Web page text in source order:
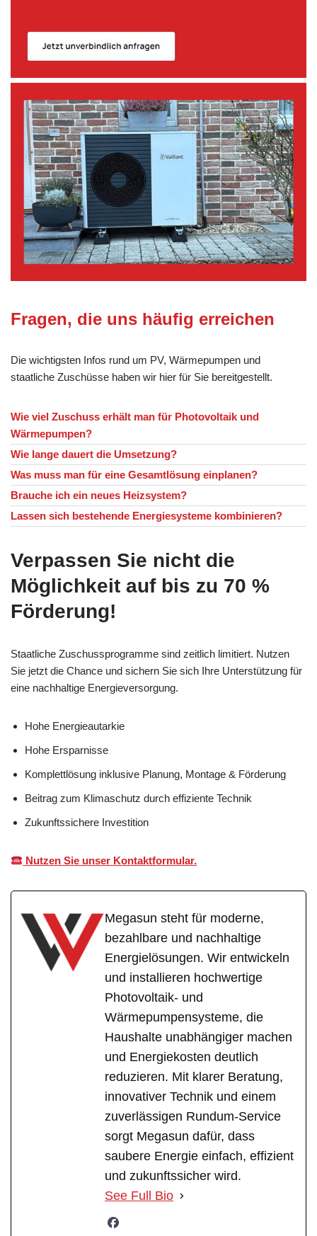
Fragen, die uns häufig erreichen
Die wichtigsten Infos rund um PV, Wärmepumpen und
staatliche Zuschüsse haben wir hier für Sie bereitgestellt.
Wie viel Zuschuss erhält man für Photovoltaik und
Wärmepumpen?
Wie lange dauert die Umsetzung?
Was muss man für eine Gesamtlösung einplanen?
Brauche ich ein neues Heizsystem?
Lassen sich bestehende Energiesysteme kombinieren?
Verpassen Sie nicht die
Möglichkeit auf bis zu 70 %
Förderung!
Staatliche Zuschussprogramme sind zeitlich limitiert. Nutzen
Sie jetzt die Chance und sichern Sie sich Ihre Unterstützung für
eine nachhaltige Energieversorgung.
Hohe Energieautarkie
Hohe Ersparnisse
Komplettlösung inklusive Planung, Montage & Förderung
Beitrag zum Klimaschutz durch effiziente Technik
Zukunftssichere Investition
Nutzen Sie unser Kontaktformular.
Megasun steht für moderne,
bezahlbare und nachhaltige
Energielösungen. Wir entwickeln
und installieren hochwertige
Photovoltaik- und
Wärmepumpensysteme, die
Haushalte unabhängiger machen
und Energiekosten deutlich
reduzieren. Mit klarer Beratung,
innovativer Technik und einem
zuverlässigen Rundum-Service
sorgt Megasun dafür, dass
saubere Energie einfach, effizient
und zukunftssicher wird.
See Full Bio